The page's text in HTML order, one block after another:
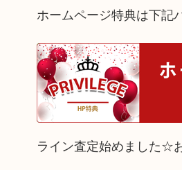
ホームページ特典は下記
ライン査定始めました☆